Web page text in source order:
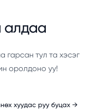
алдаа
гарсан тул та хэсэг
оролдоно уу!
хуудас руу буцах →